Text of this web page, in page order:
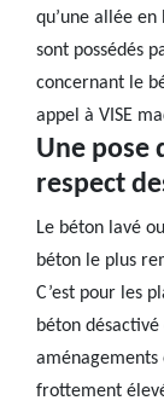
qu’une allée
sont possédés
concernant le
appel à VISE
Une pose
respect
Le béton lavé
béton le plus
C’est pour les
béton
frottement